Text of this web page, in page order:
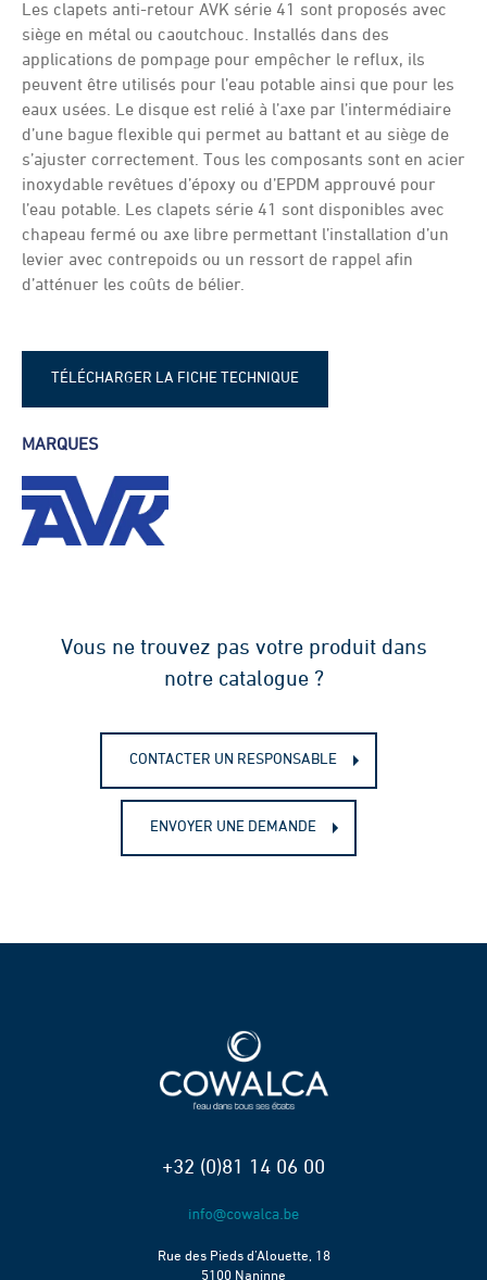
Les clapets anti-retour AVK série 41 sont proposés avec
siège en métal ou caoutchouc. Installés dans des
applications de pompage pour empêcher le reflux, ils
peuvent être utilisés pour l’eau potable ainsi que pour les
eaux usées. Le disque est relié à l’axe par l’intermédiaire
d’une bague flexible qui permet au battant et au siège de
s’ajuster correctement. Tous les composants sont en acier
inoxydable revêtues d’époxy ou d’EPDM approuvé pour
l’eau potable. Les clapets série 41 sont disponibles avec
chapeau fermé ou axe libre permettant l’installation d’un
levier avec contrepoids ou un ressort de rappel afin
d’atténuer les coûts de bélier.
TÉLÉCHARGER LA FICHE TECHNIQUE
MARQUES
Vous ne trouvez pas votre produit dans
notre catalogue ?
CONTACTER UN RESPONSABLE
ENVOYER UNE DEMANDE
+32 (0)81 14 06 00
Rue des Pieds d’Alouette, 18
5100 Naninne